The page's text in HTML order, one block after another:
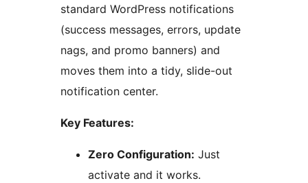
standard WordPress notifications
(success messages, errors, update
nags, and promo banners) and
moves them into a tidy, slide-out
notification center.
Key Features:
Zero Configuration: Just
activate and it works.